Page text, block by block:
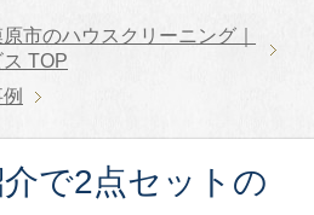
市のハウスクリーニング｜
TOP
で2点セットの